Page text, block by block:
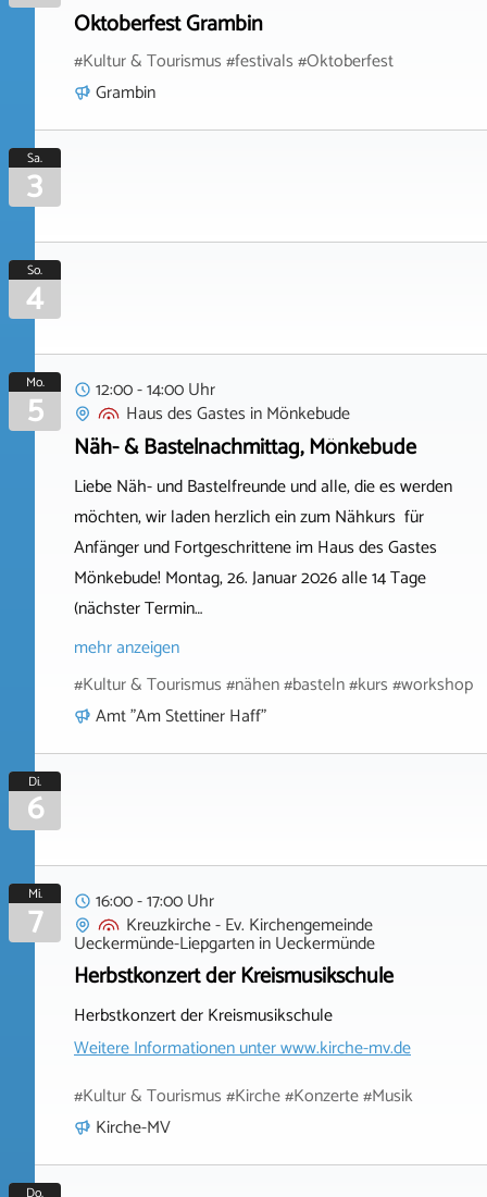
Oktoberfest Grambin
#Kultur & Tourismus #festivals #Oktoberfest
Grambin
Sa.
3
So.
4
Mo.
5
12:00 - 14:00 Uhr
Haus des Gastes inMönkebude
Näh- & Bastelnachmittag, Mönkebude
Liebe Näh- und Bastelfreunde und alle, die es werden
möchten, wir laden herzlich ein zum Nähkurs für
Anfänger und Fortgeschrittene im Haus des Gastes
Mönkebude! Montag, 26. Januar 2026 alle 14 Tage
(nächster Termin…
mehr anzeigen
#Kultur & Tourismus #nähen #basteln #kurs #workshop
Amt "Am Stettiner Haff"
Di.
6
Mi.
7
16:00 - 17:00 Uhr
Kreuzkirche - Ev. Kirchengemeinde
Ueckermünde-LiepgarteninUeckermünde
Herbstkonzert der Kreismusikschule
Herbstkonzert der Kreismusikschule
Weitere Informationen unterwww.kirche-mv.de
#Kultur & Tourismus #Kirche #Konzerte #Musik
Kirche-MV